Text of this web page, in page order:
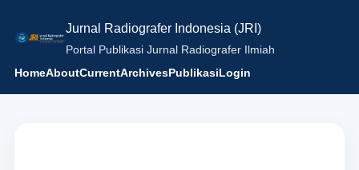
Jurnal Radiografer Indonesia (JRI)
Portal Publikasi Jurnal Radiografer Ilmiah
HomeAboutCurrentArchivesPublikasiLogin